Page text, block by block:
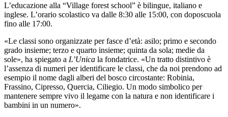
L’educazione alla “Village forest school” è bilingue, italiano e
inglese. L’orario scolastico va dalle 8:30 alle 15:00, con doposcuola
fino alle 17:00.
«Le classi sono organizzate per fasce d’età: asilo; primo e secondo
grado insieme; terzo e quarto insieme; quinta da sola; medie da
sole», ha spiegato a L’Unica la fondatrice. «Un tratto distintivo è
l’assenza di numeri per identificare le classi, che da noi prendono ad
esempio il nome dagli alberi del bosco circostante: Robinia,
Frassino, Cipresso, Quercia, Ciliegio. Un modo simbolico per
mantenere sempre vivo il legame con la natura e non identificare i
bambini in un numero».